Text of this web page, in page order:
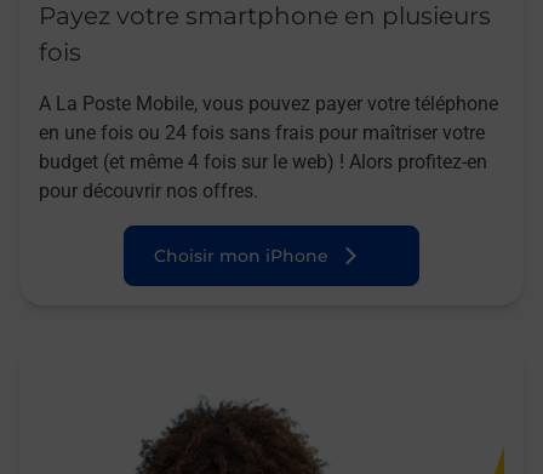
Payez votre smartphone en plusieurs
fois
A La Poste Mobile, vous pouvez payer votre téléphone
en une fois ou 24 fois sans frais pour maîtriser votre
budget (et même 4 fois sur le web) ! Alors profitez-en
pour découvrir nos offres.
Choisir mon iPhone